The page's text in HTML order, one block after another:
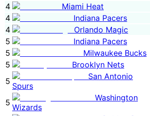
4
Miami Heat
4
Indiana Pacers
4
Orlando Magic
5
Indiana Pacers
5
Milwaukee Bucks
5
Brooklyn Nets
5
San Antonio
Spurs
5
Washington
Wizards